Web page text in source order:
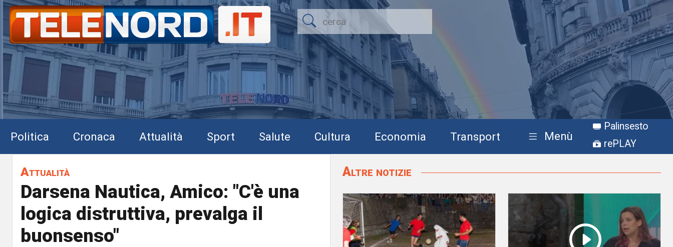
Politica Cronaca Attualità Sport Salute Cultura Economia Transport Menù
Palinsesto
rePLAY
Attualità
Darsena Nautica, Amico: "C'è una
logica distruttiva, prevalga il
buonsenso"
Altre notizie